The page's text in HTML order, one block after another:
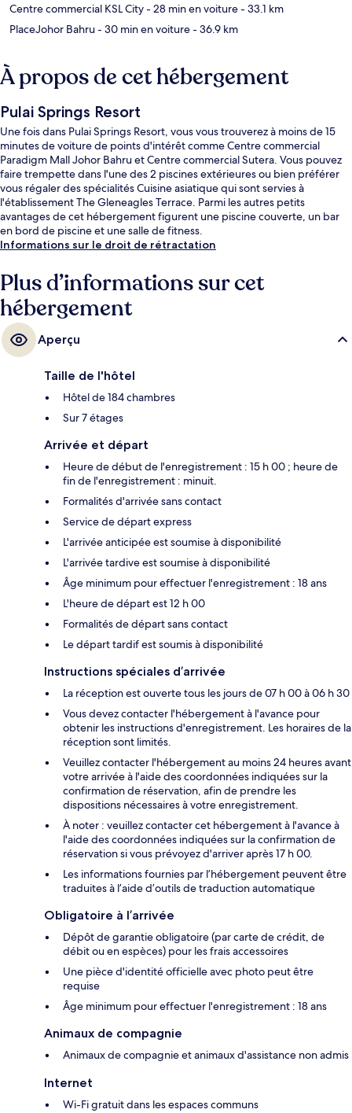
Centre commercial KSL City- 28 min en voiture- 33.1 km
PlaceJohor Bahru- 30 min en voiture- 36.9 km
À propos de cet hébergement
Pulai Springs Resort
Une fois dans Pulai Springs Resort, vous vous trouverez à moins de 15
minutes de voiture de points d'intérêt comme Centre commercial
Paradigm Mall Johor Bahru et Centre commercial Sutera. Vous pouvez
faire trempette dans l'une des 2 piscines extérieures ou bien préférer
vous régaler des spécialités Cuisine asiatique qui sont servies à
l'établissement The Gleneagles Terrace. Parmi les autres petits
avantages de cet hébergement figurent une piscine couverte, un bar
en bord de piscine et une salle de fitness.
Informations sur le droit de rétractation
Plus d’informations sur cet
hébergement
Aperçu
Taille de l'hôtel
Hôtel de 184 chambres
Sur 7 étages
Arrivée et départ
Heure de début de l'enregistrement : 15 h 00 ; heure de
fin de l'enregistrement : minuit.
Formalités d'arrivée sans contact
Service de départ express
L'arrivée anticipée est soumise à disponibilité
L'arrivée tardive est soumise à disponibilité
Âge minimum pour effectuer l'enregistrement : 18 ans
L'heure de départ est 12 h 00
Formalités de départ sans contact
Le départ tardif est soumis à disponibilité
Instructions spéciales d’arrivée
La réception est ouverte tous les jours de 07 h 00 à 06 h 30
Vous devez contacter l'hébergement à l'avance pour
obtenir les instructions d'enregistrement. Les horaires de la
réception sont limités.
Veuillez contacter l'hébergement au moins 24 heures avant
votre arrivée à l'aide des coordonnées indiquées sur la
confirmation de réservation, afin de prendre les
dispositions nécessaires à votre enregistrement.
À noter : veuillez contacter cet hébergement à l'avance à
l'aide des coordonnées indiquées sur la confirmation de
réservation si vous prévoyez d'arriver après 17 h 00.
Les informations fournies par l’hébergement peuvent être
traduites à l’aide d’outils de traduction automatique
Obligatoire à l’arrivée
Dépôt de garantie obligatoire (par carte de crédit, de
débit ou en espèces) pour les frais accessoires
Une pièce d'identité officielle avec photo peut être
requise
Âge minimum pour effectuer l'enregistrement : 18 ans
Animaux de compagnie
Animaux de compagnie et animaux d'assistance non admis
Internet
Wi-Fi gratuit dans les espaces communs